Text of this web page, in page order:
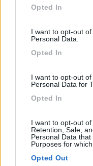
use your data for
Opted In
I want to opt-out
Personal Data.
Opted In
I want to opt-out
Personal Data for
Opted In
I want to opt-out of
Retention, Sale,
Personal Data
Purposes for
Opted Out
Non sono pratico delle
sembra di avere visto,
quella del cerchio
La valvola che vedo
valvola da auto, non
gemellata usano